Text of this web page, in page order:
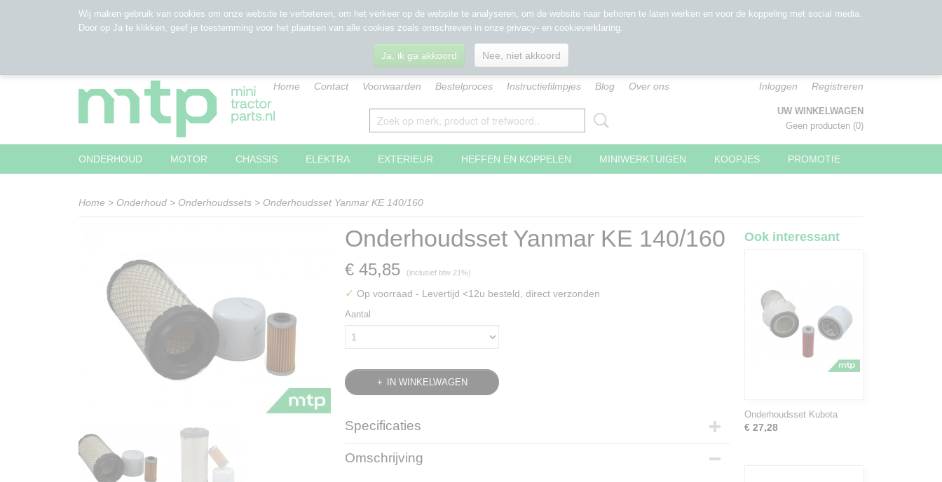
Home Contact Voorwaarden Bestelproces Instructiefilmpjes Blog Over ons Inloggen Registreren
UW WINKELWAGEN
Geen producten (0)
ONDERHOUD MOTOR CHASSIS ELEKTRA EXTERIEUR HEFFEN EN KOPPELEN MINIWERKTUIGEN KOOPJES PROMOTIE
Home > Onderhoud > Onderhoudssets > Onderhoudsset Yanmar KE 140/160
Onderhoudsset Yanmar KE 140/160
€ 45,85 (inclusief btw 21%)
✓ Op voorraad - Levertijd <12u besteld, direct verzonden
Aantal
IN WINKELWAGEN
Specificaties
Bruto gewicht
Omschrijving
Ook interessant
Onderhoudsset Kubota
€ 27,28
Wij maken gebruik van cookies om onze website te verbeteren, om het verkeer op de website te analyseren, om de website naar behoren te laten werken en voor de koppeling met social media.
Door op Ja te klikken, geef je toestemming voor het plaatsen van alle cookies zoals omschreven in onze privacy- en cookieverklaring.
Ja, ik ga akkoord Nee, niet akkoord